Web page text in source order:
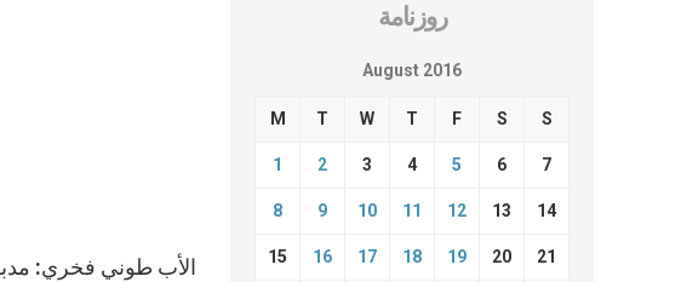
الأب طوني فخري: مدبرا
روزنامة
August 2016
M T W T F S S
1 2 3 4 5 6 7
8 9 10 11 12 13 14
15 16 17 18 19 20 21